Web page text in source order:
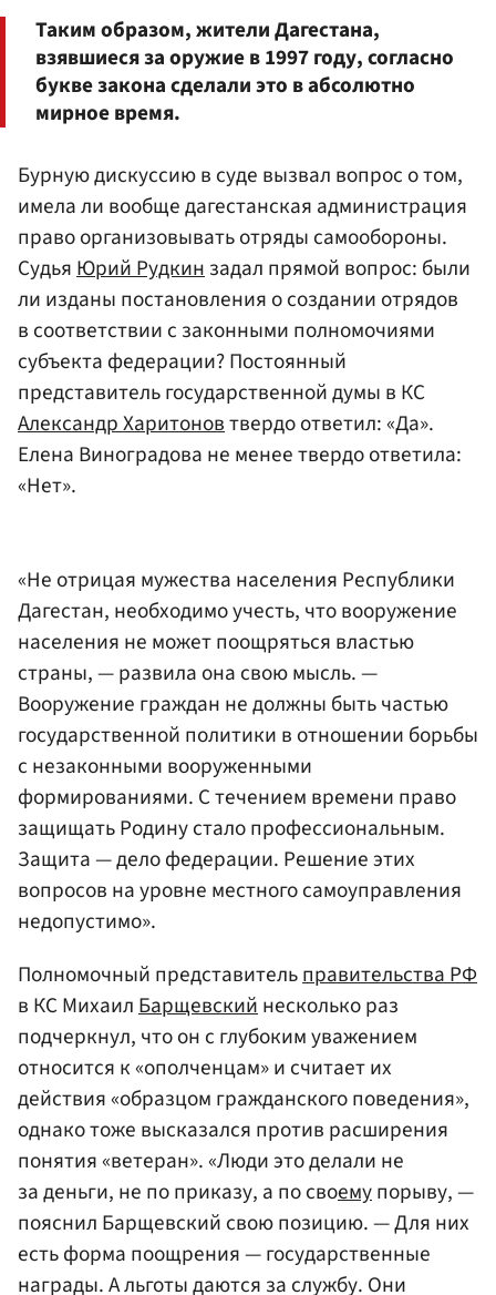
Таким образом, жители Дагестана,
взявшиеся за оружие в 1997 году, согласно
букве закона сделали это в абсолютно
мирное время.
Бурную дискуссию в суде вызвал вопрос о том,
имела ли вообще дагестанская администрация
право организовывать отряды самообороны.
СудьяЮрий Рудкинзадал прямой вопрос: были
ли изданы постановления о создании отрядов
в соответствии с законными полномочиями
субъекта федерации? Постоянный
представитель государственной думы в КС
Александр Харитоновтвердо ответил: «Да».
Елена Виноградова не менее твердо ответила:
«Нет».
«Не отрицая мужества населения Республики
Дагестан, необходимо учесть, что вооружение
населения не может поощряться властью
страны, — развила она свою мысль. —
Вооружение граждан не должны быть частью
государственной политики в отношении борьбы
с незаконными вооруженными
формированиями. С течением времени право
защищать Родину стало профессиональным.
Защита — дело федерации. Решение этих
вопросов на уровне местного самоуправления
недопустимо».
Полномочный представительправительства РФ
в КС Михаил Барщевский несколько раз
подчеркнул, что он с глубоким уважением
относится к «ополченцам» и считает их
действия «образцом гражданского поведения»,
однако тоже высказался против расширения
понятия «ветеран». «Люди это делали не
за деньги, не по приказу, а по своемупорыву, —
пояснил Барщевский свою позицию. — Для них
есть форма поощрения — государственные
награды. А льготы даются за службу. Они